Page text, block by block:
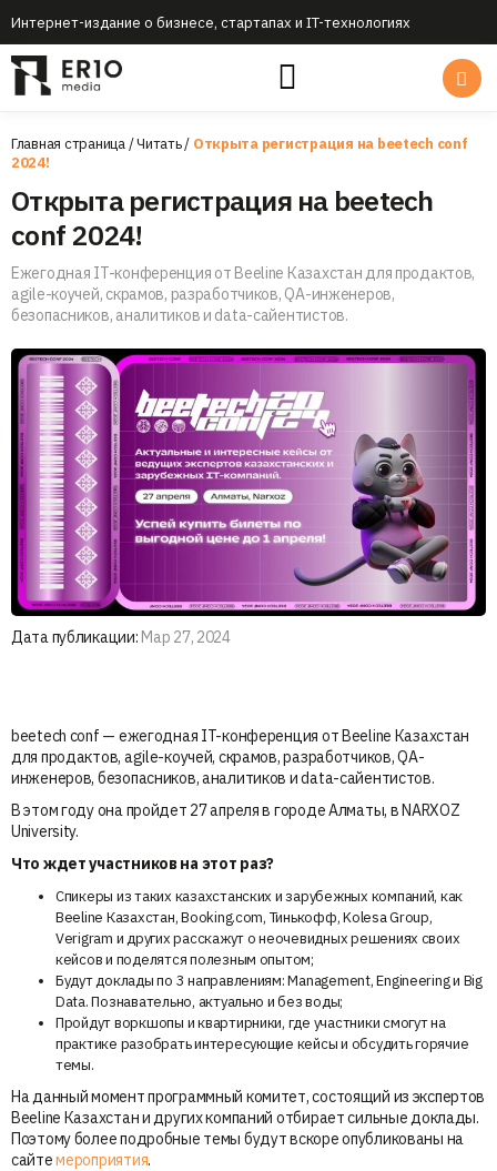
Интернет-издание о бизнесе, стартапах и IT-технологиях
Главная страница/Читать/ Открыта регистрация на beetech conf
2024!
Открыта регистрация на beetech
conf 2024!
Ежегодная IT-конференция от Beeline Казахстан для продактов,
agile-коучей, скрамов, разработчиков, QA-инженеров,
безопасников, аналитиков и data-сайентистов.
Дата публикации: Мар 27, 2024
beetech conf — ежегодная IT-конференция от Beeline Казахстан
для продактов, agile-коучей, скрамов, разработчиков, QA-
инженеров, безопасников, аналитиков и data-сайентистов.
В этом году она пройдет 27 апреля в городе Алматы, в NARXOZ
University.
Что ждет участников на этот раз?
Спикеры из таких казахстанских и зарубежных компаний, как
Beeline Казахстан, Booking.com, Тинькофф, Kolesa Group,
Verigram и других расскажут о неочевидных решениях своих
кейсов и поделятся полезным опытом;
Будут доклады по 3 направлениям: Management, Engineering и Big
Data. Познавательно, актуально и без воды;
Пройдут воркшопы и квартирники, где участники смогут на
практике разобрать интересующие кейсы и обсудить горячие
темы.
На данный момент программный комитет, состоящий из экспертов
Beeline Казахстан и других компаний отбирает сильные доклады.
Поэтому более подробные темы будут вскоре опубликованы на
сайтемероприятия.